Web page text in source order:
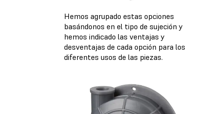
Hemos agrupado estas opciones
basándonos en el tipo de sujeción y
hemos indicado las ventajas y
desventajas de cada opción para los
diferentes usos de las piezas.